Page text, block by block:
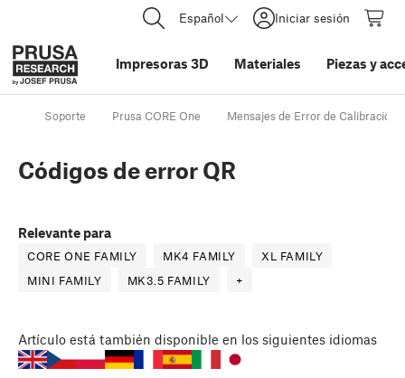
Español Iniciar sesión
Impresoras 3D Materiales Piezas y
Soporte Prusa CORE One Mensajes de Error de Calibración
Códigos de error QR
Relevante para
CORE ONE FAMILY MK4 FAMILY
XL FAMILY
MINI FAMILY
MK3.5 FAMILY +
Artículo está también disponible en los siguientes idiomas